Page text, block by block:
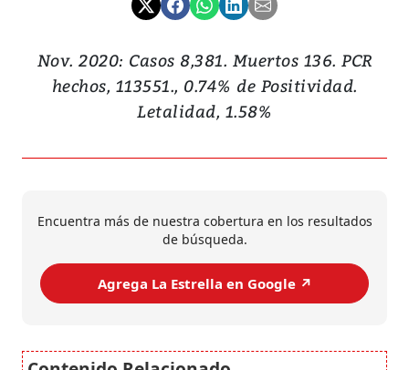
Nov. 2020: Casos 8,381. Muertos 136. PCR
hechos, 113551., 0.74% de Positividad.
Letalidad, 1.58%
Encuentra más de nuestra cobertura en los resultados
de búsqueda.
Agrega La Estrella en Google ↗️